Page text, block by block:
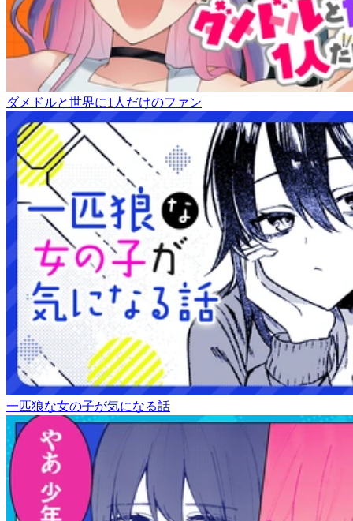
ダメドルと世界に1人だけのファン
一匹狼な女の子が気になる話